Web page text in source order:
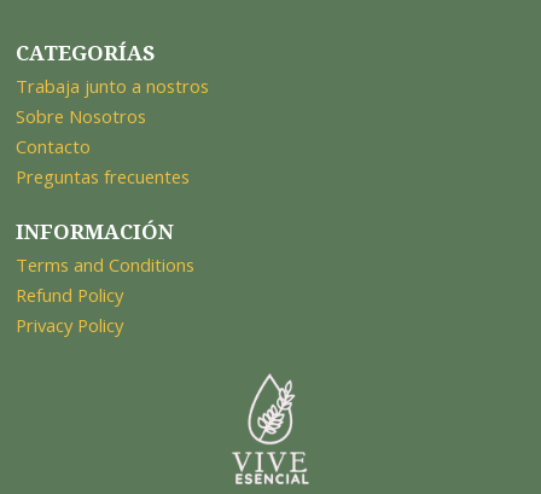
CATEGORÍAS
Trabaja junto a nostros
Sobre Nosotros
Contacto
Preguntas frecuentes
INFORMACIÓN
Terms and Conditions
Refund Policy
Privacy Policy